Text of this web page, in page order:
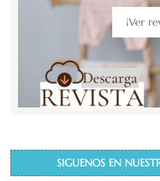
¡Ver
SIGUENOS EN